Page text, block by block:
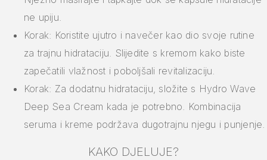
ne upiju.
Korak: Koristite ujutro i navečer kao dio svoje rutine
za trajnu hidrataciju. Slijedite s kremom kako biste
zapečatili vlažnost i poboljšali revitalizaciju.
Korak: Za dodatnu hidrataciju, složite s Hydro Wave
Deep Sea Cream kada je potrebno. Kombinacija
seruma i kreme podržava dugotrajnu njegu i punjenje.
KAKO DJELUJE?